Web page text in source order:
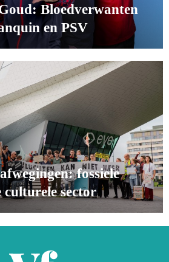
Bloedverwanten
en PSV
fossiele
culturele sector